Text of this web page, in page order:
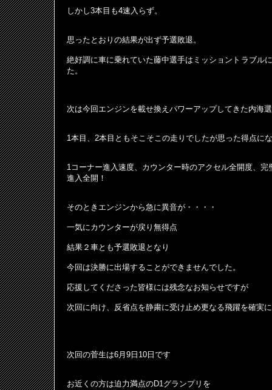
しかし3本目も4速入らず。
思ったとおりの結果が出ず予選敗退。
絶好調に車に乗れていた藤中選手はミッショントラブル
た。
次は今回エンジンを載せ換えパワーアップしてきた内海
1本目、2本目ともそこそこの走りでしたが思った得点に
1コーナー進入速度、カウンター時のアクセル全開度、
進入全開！
そのときエンジンから急に異音が・・・・
一気にカウンターが戻り無得点
結果２車とも予選敗退となり
今回は決勝に出場することができませんでした。
応援してくださった皆様には残念なお知らせですが
次回に向け、反省点を静粛に受け止め更なる飛躍を確実
次回の菅生は6月9日10日です
お近くの方は迫力満点のD1グランプリを